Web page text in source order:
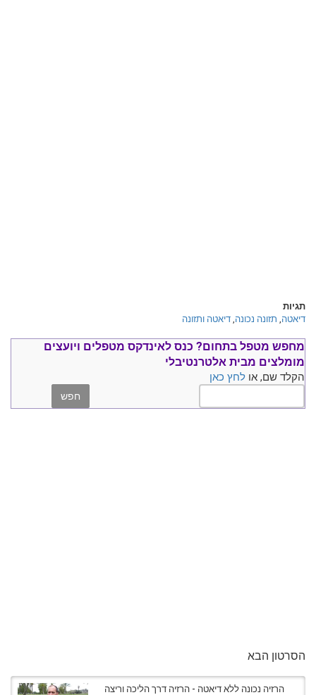
תגיות
דיאטה, תזונה נכונה, דיאטה ותזונה
מחפש מטפל בתחום? כנס לאינדקס מטפלים ויועצים
מומלצים מבית אלטרנטיבלי
הקלד שם, או לחץ כאן
הסרטון הבא
הרזיה נכונה ללא דיאטה - הרזיה דרך הליכה וריצה